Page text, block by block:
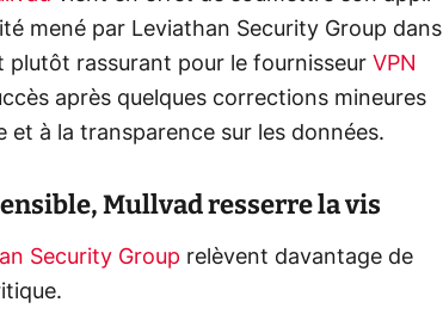
mené par Leviathan Security Group dans
plutôt rassurant pour le fournisseur VPN
après quelques corrections mineures
et à la transparence sur les données.
Mullvad resserre la vis
Security Group relèvent davantage de